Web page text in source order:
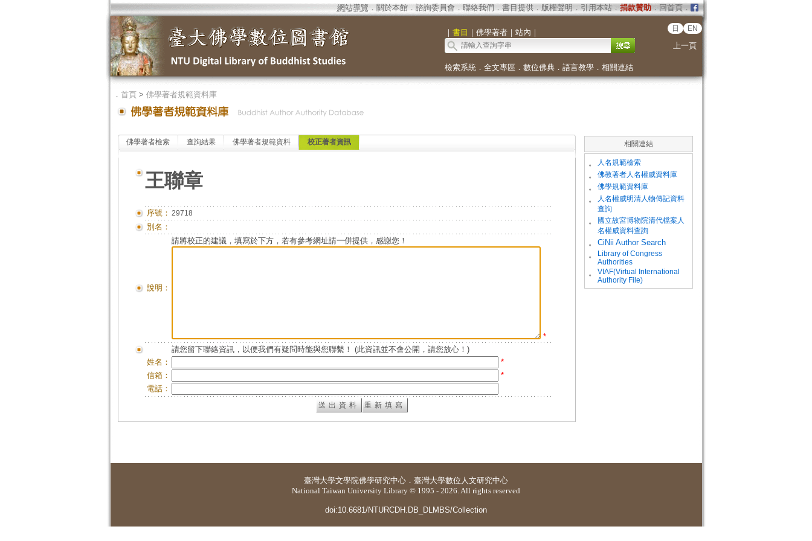
網站導覽 ． 關於本館． 諮詢委員會． 聯絡我們 ． 書目提供． 版權聲明 ． 引用本站． 捐款贊助．回首頁．
｜ 書目 ｜ 佛學著者｜ 站內 ｜ 日 EN
上一頁
檢索系統． 全文專區 ． 數位佛典． 語言教學． 相關連結
． 首頁> 佛學著者規範資料庫
佛學著者檢索 查詢結果 佛學著者規範資料 校正著者資訊
王聯章
序號： 29718
別名：
說明：
請將校正的建議，填寫於下方，若有參考網址請一併提供，感謝您！
*
請您留下聯絡資訊，以便我們有疑問時能與您聯繫！ (此資訊並不會公開，請您放心！)
姓名：
*
信箱：
*
電話：
相關連結
。 人名規範檢索
。 佛教著者人名權威資料庫
。 佛學規範資料庫
。
人名權威明清人物傳記資料
查詢
。
國立故宮博物院清代檔案人
名權威資料查詢
。
CiNii Author Search
。
Library of Congress
Authorities
。
VIAF(Virtual International
Authority File)
臺灣大學文學院佛學研究中心 ． 臺灣大學數位人文研究中心
National Taiwan University Library © 1995 - 2026. All rights reserved
doi:10.6681/NTURCDH.DB_DLMBS/Collection